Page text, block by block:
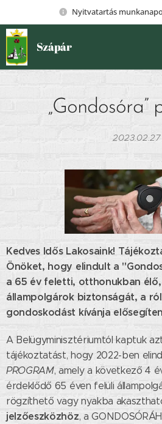
Nyitvatartás
Szápár
„Gondosóra”
2023.02.27
Kedves Idős Lakosaink!
Önöket, hogy elindult a
a 65 év feletti, otthonukban
állampolgárok biztonságát, a
gondoskodást kívánja
A Belügyminisztériumtól kaptuk
tájékoztatást, hogy 2022-ben
PROGRAM, amely a következő 4
érdeklődő 65 éven felüli
rögzíthető vagy nyakba
jelzőeszközhöz, a